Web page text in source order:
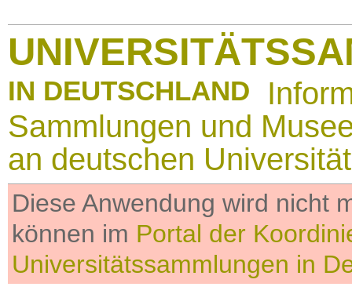
IN DEUTSCHLAND
Sammlungen und
an deutschen
Diese Anwendung wird nicht
können im Portal der
Universitätssammlungen in